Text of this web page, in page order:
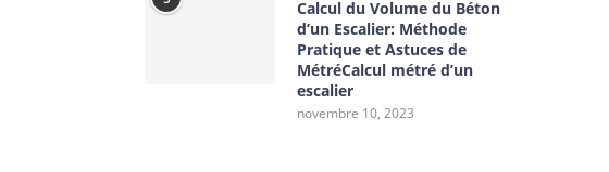
Calcul du Volume du Béton
d’un Escalier: Méthode
Pratique et Astuces de
MétréCalcul métré d’un
escalier
novembre 10, 2023